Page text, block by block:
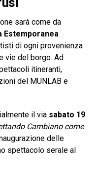
sarà come da
Estemporanea
di ogni provenienza
vie del borgo. Ad
itineranti,
del MUNLAB e
il via sabato 19
Cambiano come
delle
spettacolo serale al